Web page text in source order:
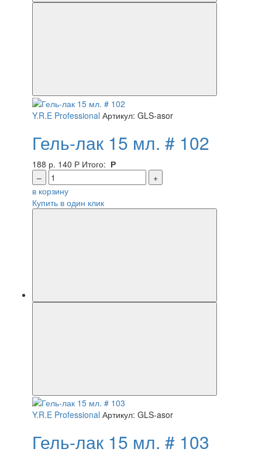
Y.R.E Professional Артикул: GLS-asor
Гель-лак 15 мл. # 102
188 р. 140 Р Итого: Р
–
+
в корзину
Купить в один клик
Y.R.E Professional Артикул: GLS-asor
Гель-лак 15 мл. # 103